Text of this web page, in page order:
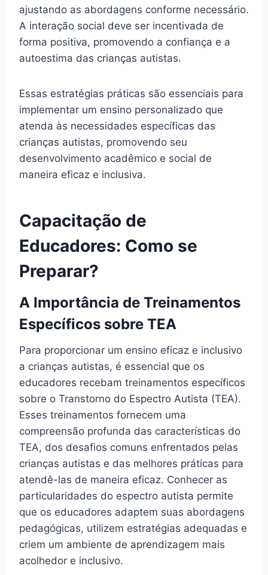
ajustando as abordagens conforme necessário.
A interação social deve ser incentivada de
forma positiva, promovendo a confiança e a
autoestima das crianças autistas.
Essas estratégias práticas são essenciais para
implementar um ensino personalizado que
atenda às necessidades específicas das
crianças autistas, promovendo seu
desenvolvimento acadêmico e social de
maneira eficaz e inclusiva.
Capacitação de
Educadores: Como se
Preparar?
A Importância de Treinamentos
Específicos sobre TEA
Para proporcionar um ensino eficaz e inclusivo
a crianças autistas, é essencial que os
educadores recebam treinamentos específicos
sobre o Transtorno do Espectro Autista (TEA).
Esses treinamentos fornecem uma
compreensão profunda das características do
TEA, dos desafios comuns enfrentados pelas
crianças autistas e das melhores práticas para
atendê-las de maneira eficaz. Conhecer as
particularidades do espectro autista permite
que os educadores adaptem suas abordagens
pedagógicas, utilizem estratégias adequadas e
criem um ambiente de aprendizagem mais
acolhedor e inclusivo.